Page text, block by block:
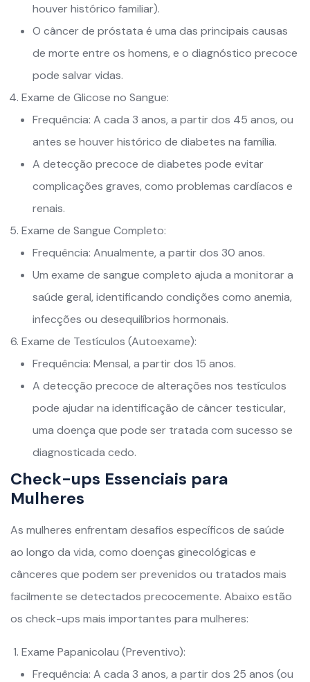
houver histórico familiar).
O câncer de próstata é uma das principais causas
de morte entre os homens, e o diagnóstico precoce
pode salvar vidas.
Exame de Glicose no Sangue:
Frequência: A cada 3 anos, a partir dos 45 anos, ou
antes se houver histórico de diabetes na família.
A detecção precoce de diabetes pode evitar
complicações graves, como problemas cardíacos e
renais.
Exame de Sangue Completo:
Frequência: Anualmente, a partir dos 30 anos.
Um exame de sangue completo ajuda a monitorar a
saúde geral, identificando condições como anemia,
infecções ou desequilíbrios hormonais.
Exame de Testículos (Autoexame):
Frequência: Mensal, a partir dos 15 anos.
A detecção precoce de alterações nos testículos
pode ajudar na identificação de câncer testicular,
uma doença que pode ser tratada com sucesso se
diagnosticada cedo.
Check-ups Essenciais para
Mulheres
As mulheres enfrentam desafios específicos de saúde
ao longo da vida, como doenças ginecológicas e
cânceres que podem ser prevenidos ou tratados mais
facilmente se detectados precocemente. Abaixo estão
os check-ups mais importantes para mulheres:
Exame Papanicolau (Preventivo):
Frequência: A cada 3 anos, a partir dos 25 anos (ou